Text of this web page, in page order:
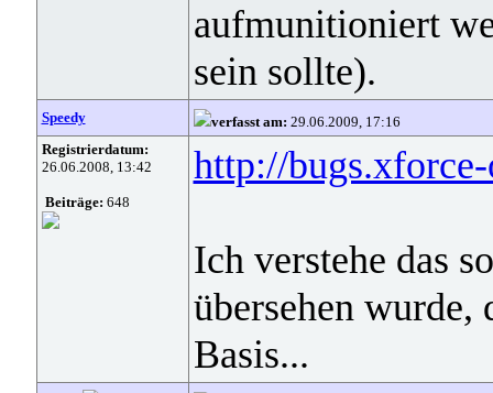
aufmunitioniert
sein sollte).
Speedy verfasst am: 29.06.2009, 17:16
Registrierdatum:
26.06.2008, 13:42
Beiträge: 648
http://
Ich verstehe das
übersehen wurde,
Basis...